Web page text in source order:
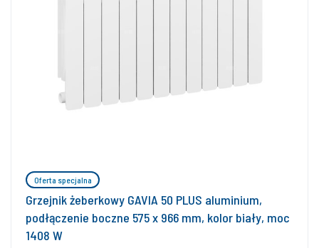
Oferta specjalna
Grzejnik żeberkowy GAVIA 50 PLUS aluminium,
podłączenie boczne 575 x 966 mm, kolor biały, moc
1408 W